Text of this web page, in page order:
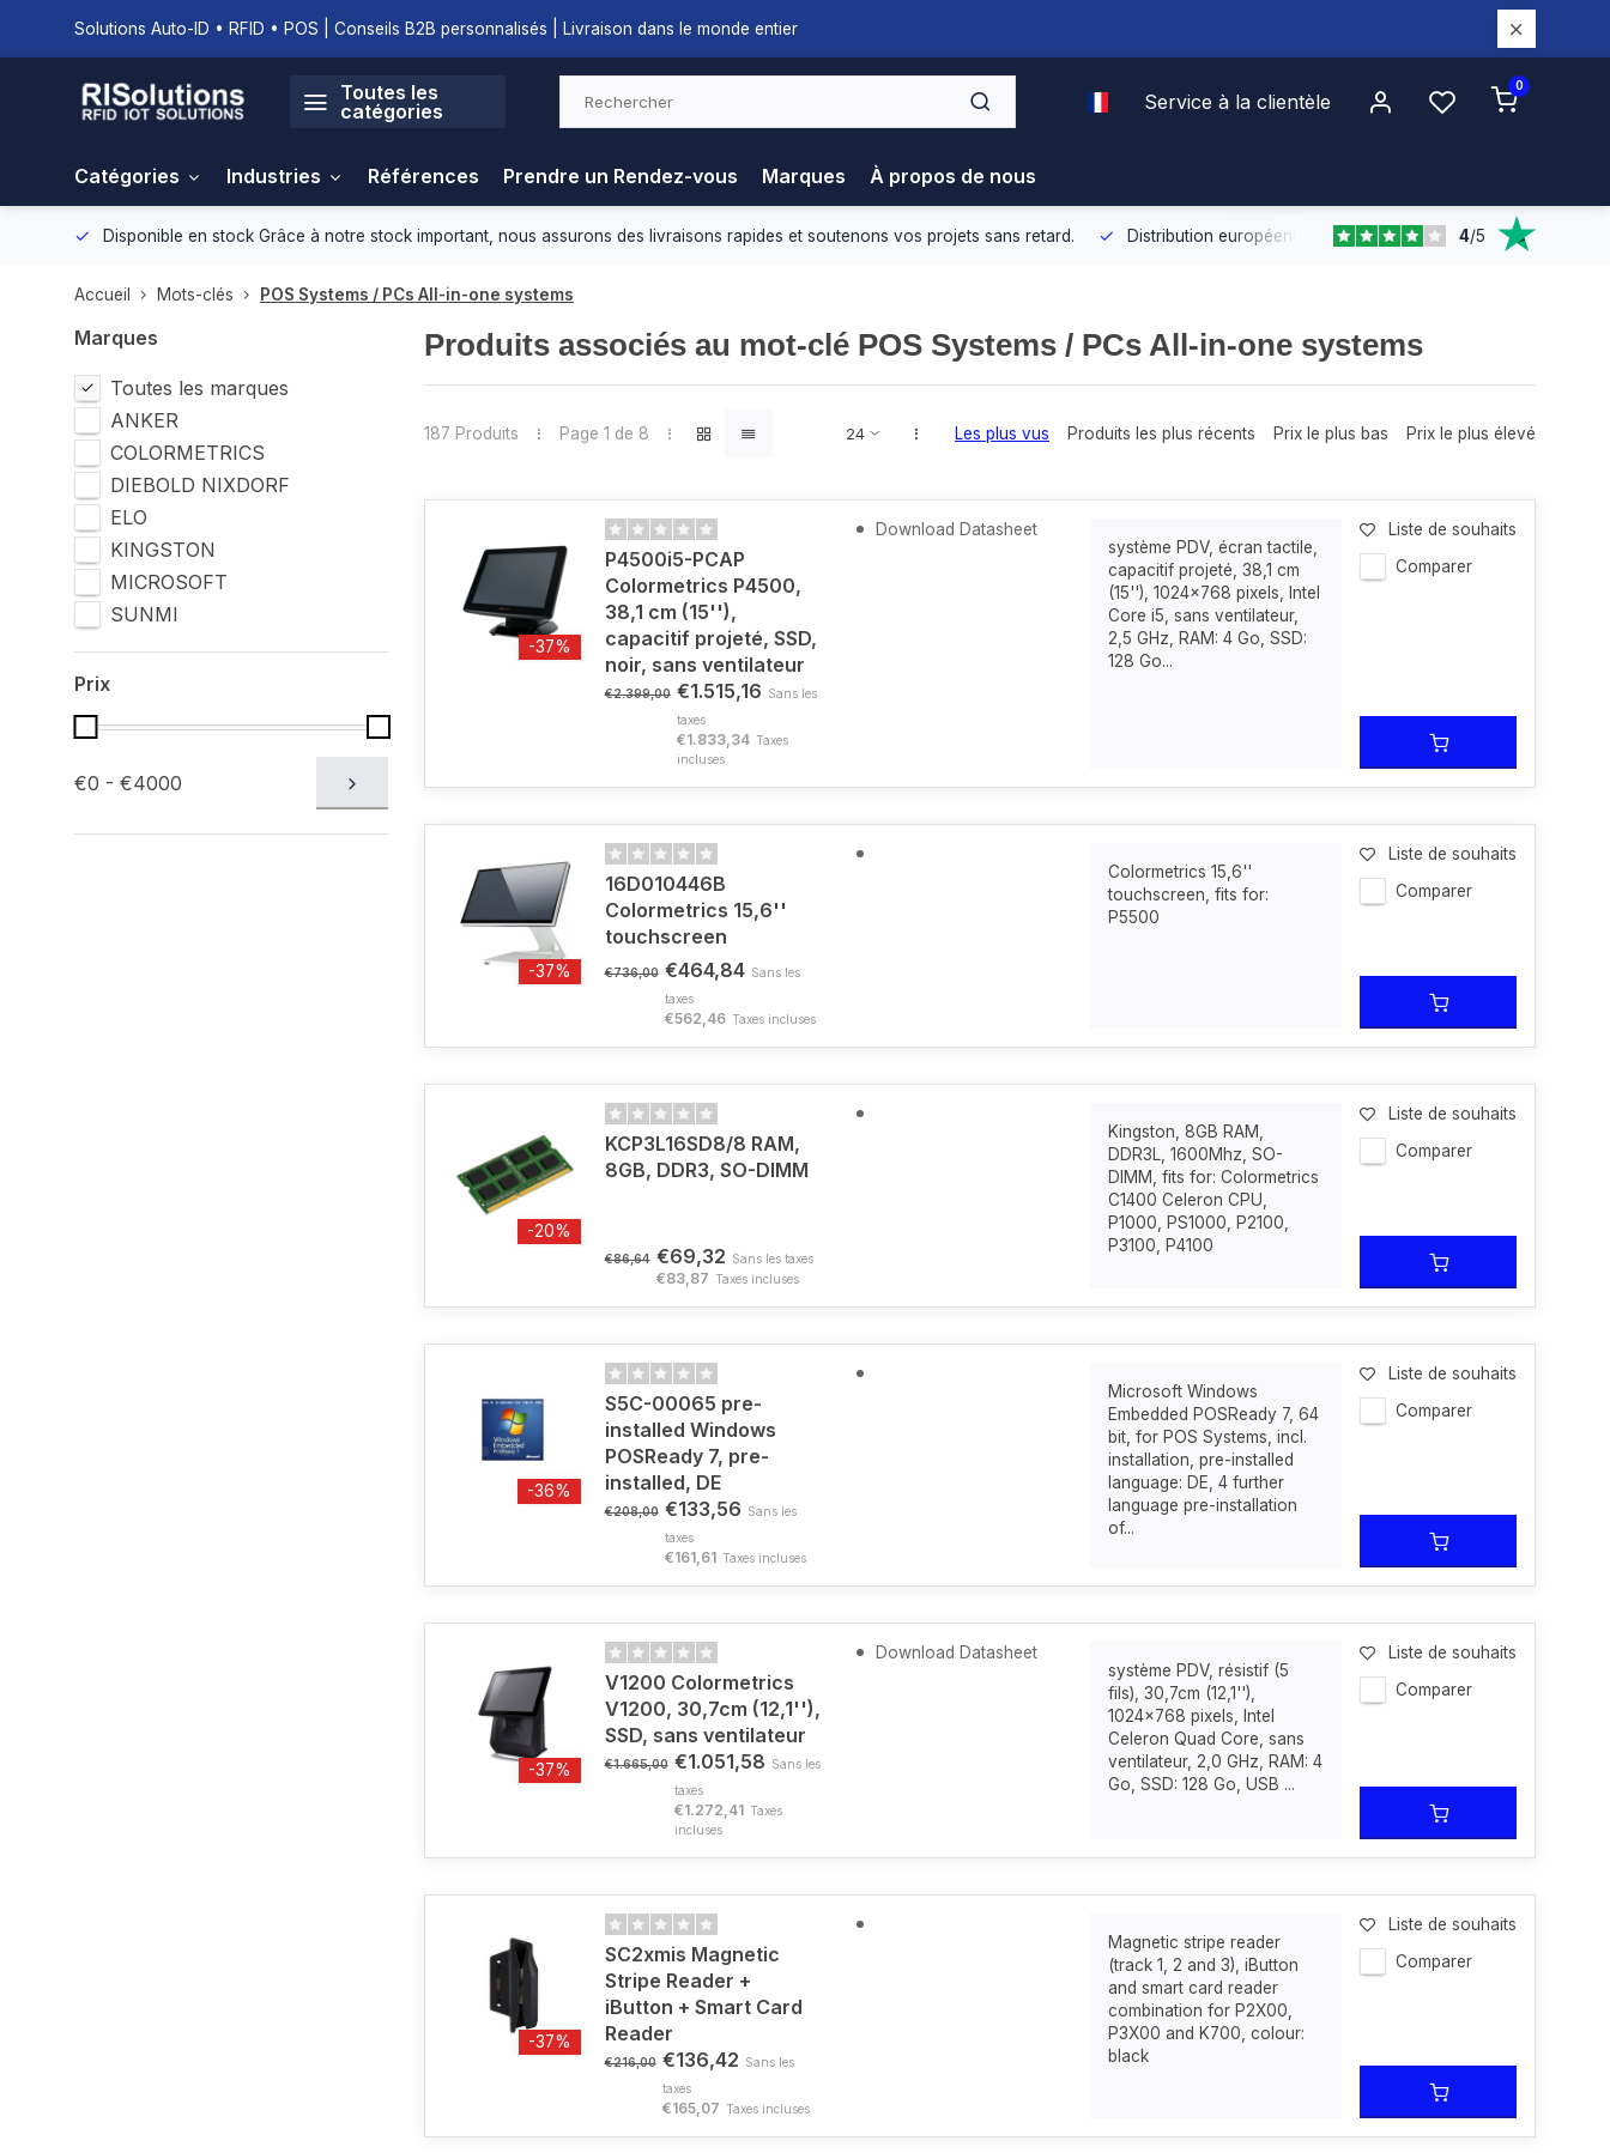
Solutions Auto-ID • RFID • POS | Conseils B2B personnalisés | Livraison dans le monde entier
Toutes les
catégories
Service à la clientèle
0
Catégories Industries Références Prendre un Rendez-vous Marques À propos de nous
Disponible en stock Grâce à notre stock important, nous assurons des livraisons rapides et soutenons vos projets sans retard. Distribution européenne Grâce à notre couverture
4/5
Accueil Mots-clés POS Systems / PCs All-in-one systems
Marques
Toutes les marques
ANKER
COLORMETRICS
DIEBOLD NIXDORF
ELO
KINGSTON
MICROSOFT
SUNMI
Prix
€0 - €4000
Produits associés au mot-clé POS Systems / PCs All-in-one systems
187 Produits Page 1 de 8 Les plus vus Produits les plus récents Prix le plus bas Prix le plus élevé
-37%
P4500i5-PCAP
Colormetrics P4500,
38,1 cm (15''),
capacitif projeté, SSD,
noir, sans ventilateur
€2.399,00 €1.515,16 Sans les
taxes
€1.833,34 Taxes
incluses
Download Datasheet
système PDV, écran tactile,
capacitif projeté, 38,1 cm
(15''), 1024x768 pixels, Intel
Core i5, sans ventilateur,
2,5 GHz, RAM: 4 Go, SSD:
128 Go...
Liste de souhaits
Comparer
-37%
16D010446B
Colormetrics 15,6''
touchscreen
€736,00 €464,84 Sans les
taxes
€562,46 Taxes incluses
Colormetrics 15,6''
touchscreen, fits for:
P5500
Liste de souhaits
Comparer
-20%
KCP3L16SD8/8 RAM,
8GB, DDR3, SO-DIMM
€86,64 €69,32 Sans les taxes
€83,87 Taxes incluses
Kingston, 8GB RAM,
DDR3L, 1600Mhz, SO-
DIMM, fits for: Colormetrics
C1400 Celeron CPU,
P1000, PS1000, P2100,
P3100, P4100
Liste de souhaits
Comparer
-36%
S5C-00065 pre-
installed Windows
POSReady 7, pre-
installed, DE
€208,00 €133,56 Sans les
taxes
€161,61 Taxes incluses
Microsoft Windows
Embedded POSReady 7, 64
bit, for POS Systems, incl.
installation, pre-installed
language: DE, 4 further
language pre-installation
of...
Liste de souhaits
Comparer
-37%
V1200 Colormetrics
V1200, 30,7cm (12,1''),
SSD, sans ventilateur
€1.665,00 €1.051,58 Sans les
taxes
€1.272,41 Taxes
incluses
Download Datasheet
système PDV, résistif (5
fils), 30,7cm (12,1''),
1024x768 pixels, Intel
Celeron Quad Core, sans
ventilateur, 2,0 GHz, RAM: 4
Go, SSD: 128 Go, USB ...
Liste de souhaits
Comparer
-37%
SC2xmis Magnetic
Stripe Reader +
iButton + Smart Card
Reader
€216,00 €136,42 Sans les
taxes
€165,07 Taxes incluses
Magnetic stripe reader
(track 1, 2 and 3), iButton
and smart card reader
combination for P2X00,
P3X00 and K700, colour:
black
Liste de souhaits
Comparer